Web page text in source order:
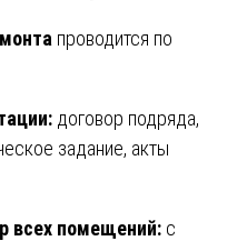
проводится по
договор подряда,
задание, акты
всех помещений: с